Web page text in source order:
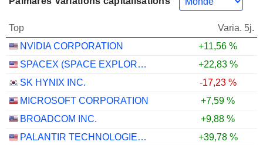
Top
Varia. 5j.
NVIDIA CORPORATION
+11,56 %
SPACEX (SPACE EXPLORATION TECHNOLOGIES)
+22,83 %
SK HYNIX INC.
-17,23 %
MICROSOFT CORPORATION
+7,59 %
BROADCOM INC.
+9,88 %
PALANTIR TECHNOLOGIES INC.
+39,78 %